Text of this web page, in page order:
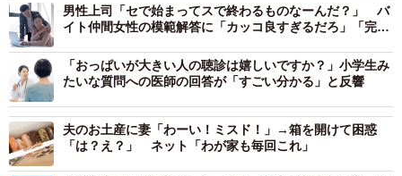
かないのだろうか」と問題提起した、福子さんにお話を聞
きました。
男性上司「セで始まってスで終わるものなーんだ？」 バ
イト仲間女性の模範解答に「カッコ良すぎるだろ」「完璧
「おっぱいが大きい人の聴診は嬉しいですか？」小学生み
たいな質問への医師の回答が「すごい分かる」と反響
夫のお土産に妻「わーい！ミスド！」→箱を開けて困惑
「は？え？」 ネット「わが家も毎回これ」